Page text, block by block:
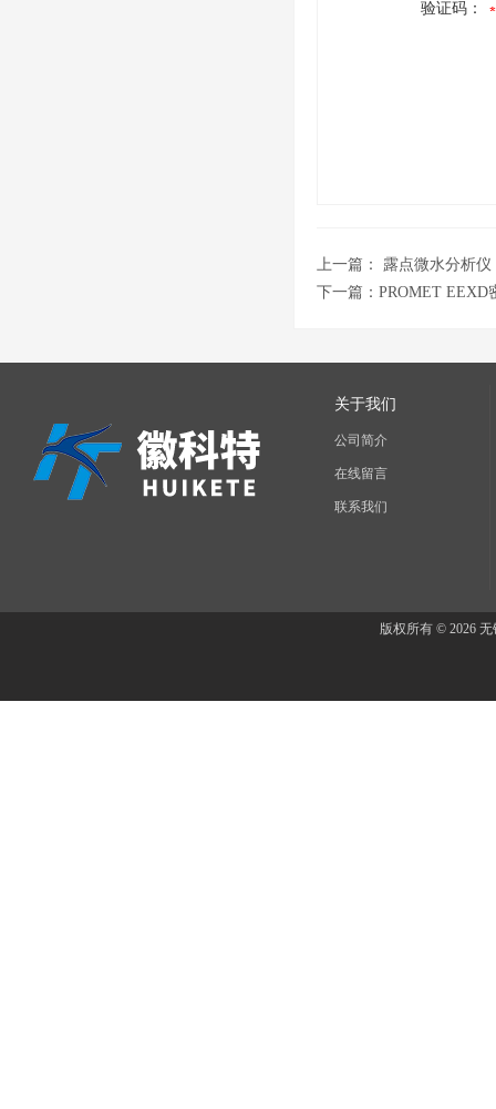
验证码：
上一篇： 露点微水分析仪
下一篇： PROMET EEXD
关于我们
公司简介
在线留言
联系我们
版权所有 © 2026